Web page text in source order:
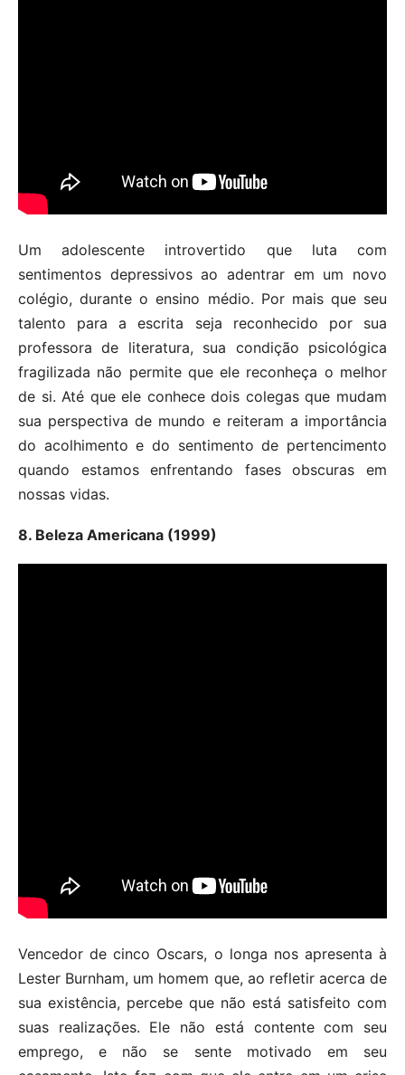
Um adolescente introvertido que luta com
sentimentos depressivos ao adentrar em um novo
colégio, durante o ensino médio. Por mais que seu
talento para a escrita seja reconhecido por sua
professora de literatura, sua condição psicológica
fragilizada não permite que ele reconheça o melhor
de si. Até que ele conhece dois colegas que mudam
sua perspectiva de mundo e reiteram a importância
do acolhimento e do sentimento de pertencimento
quando estamos enfrentando fases obscuras em
nossas vidas.
8. Beleza Americana (1999)
Vencedor de cinco Oscars, o longa nos apresenta à
Lester Burnham, um homem que, ao refletir acerca de
sua existência, percebe que não está satisfeito com
suas realizações. Ele não está contente com seu
emprego, e não se sente motivado em seu